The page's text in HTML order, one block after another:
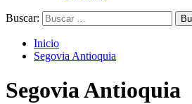
Buscar:
Inicio
Segovia Antioquia
Segovia Antioquia